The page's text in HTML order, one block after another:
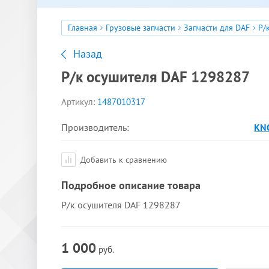
Главная Грузовые запчасти Запчасти для DAF Р/
Назад
Р/к осушителя DAF 1298287
Артикул: 1487010317
Производитель:
Добавить к сравнению
Подробное описание товара
Р/к осушителя DAF 1298287
1 000 руб.